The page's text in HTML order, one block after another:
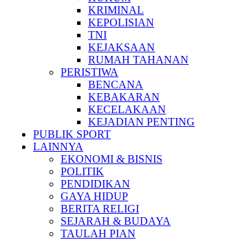
KRIMINAL
KEPOLISIAN
TNI
KEJAKSAAN
RUMAH TAHANAN
PERISTIWA
BENCANA
KEBAKARAN
KECELAKAAN
KEJADIAN PENTING
PUBLIK SPORT
LAINNYA
EKONOMI & BISNIS
POLITIK
PENDIDIKAN
GAYA HIDUP
BERITA RELIGI
SEJARAH & BUDAYA
TAULAH PIAN